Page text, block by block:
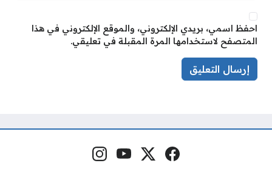
احفظ اسمي، بريدي الإلكتروني، والموقع الإلكتروني في هذا
المتصفح لاستخدامها المرة المقبلة في تعليقي.
مواقع التواصل فيسبوكمنصة إكس
يوتيوبإنستغرام